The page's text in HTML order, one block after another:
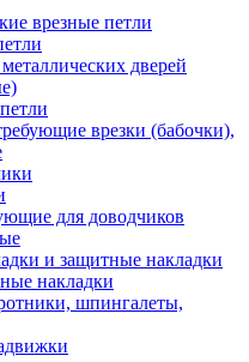
врезные петли
дверей
врезки (бабочки),
для доводчиков
и защитные накладки
накладки
шпингалеты,